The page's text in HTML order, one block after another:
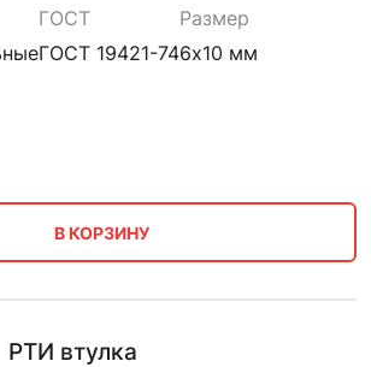
ГОСТ
ГОСТ 19421-74
Размер
6х10 мм
В КОРЗИНУ
РТИ втулка